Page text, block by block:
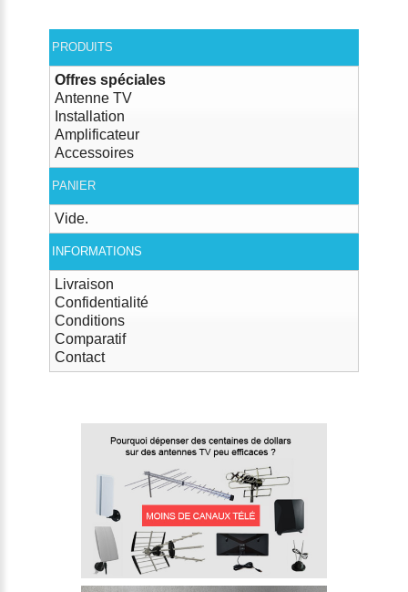
PRODUITS
Offres spéciales
Antenne TV
Installation
Amplificateur
Accessoires
PANIER
Vide.
INFORMATIONS
Livraison
Confidentialité
Conditions
Comparatif
Contact